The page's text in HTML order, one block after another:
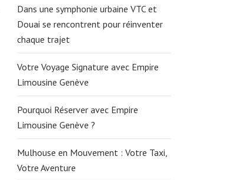
Dans une symphonie urbaine VTC et
Douai se rencontrent pour réinventer
chaque trajet
Votre Voyage Signature avec Empire
Limousine Genève
Pourquoi Réserver avec Empire
Limousine Genève ?
Mulhouse en Mouvement : Votre Taxi,
Votre Aventure